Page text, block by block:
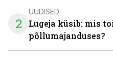
2
UUDISED
Lugeja küsib: mis
põllumajanduses?